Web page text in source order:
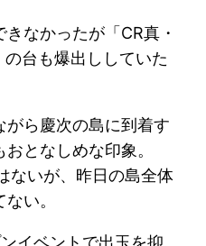
なかったが「CR真・
台も爆出ししていた
がら慶次の島に到着す
となしめな印象。
ないが、昨日の島全体
い。
イベントで出玉を抑